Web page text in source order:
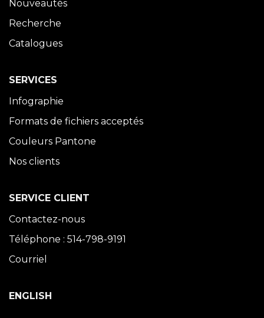
Nouveautés
Recherche
Catalogues
SERVICES
Infographie
Formats de fichiers acceptés
Couleurs Pantone
Nos clients
SERVICE CLIENT
Contactez-nous
Téléphone : 514-798-9191
Courriel
ENGLISH